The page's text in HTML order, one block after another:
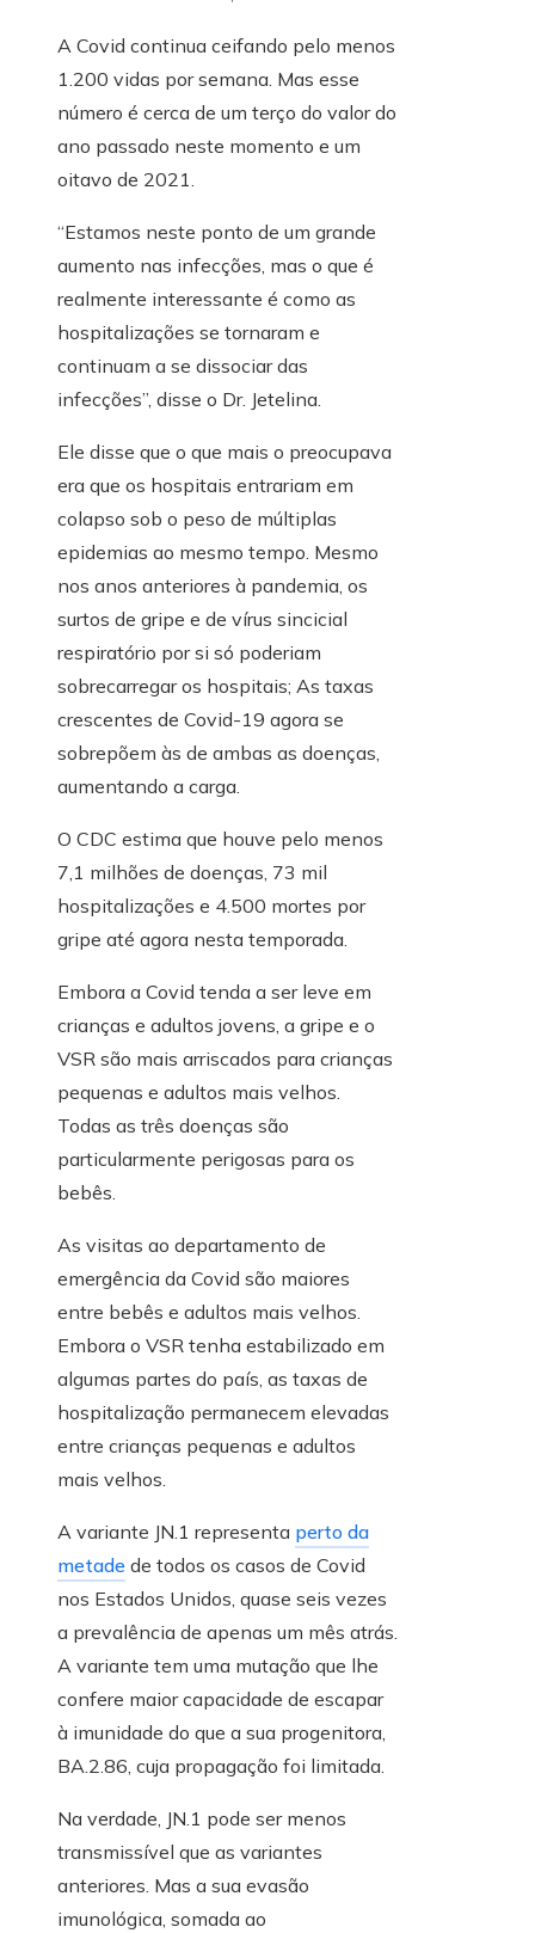
A Covid continua ceifando pelo menos
1.200 vidas por semana. Mas esse
número é cerca de um terço do valor do
ano passado neste momento e um
oitavo de 2021.
“Estamos neste ponto de um grande
aumento nas infecções, mas o que é
realmente interessante é como as
hospitalizações se tornaram e
continuam a se dissociar das
infecções”, disse o Dr. Jetelina.
Ele disse que o que mais o preocupava
era que os hospitais entrariam em
colapso sob o peso de múltiplas
epidemias ao mesmo tempo. Mesmo
nos anos anteriores à pandemia, os
surtos de gripe e de vírus sincicial
respiratório por si só poderiam
sobrecarregar os hospitais; As taxas
crescentes de Covid-19 agora se
sobrepõem às de ambas as doenças,
aumentando a carga.
O CDC estima que houve pelo menos
7,1 milhões de doenças, 73 mil
hospitalizações e 4.500 mortes por
gripe até agora nesta temporada.
Embora a Covid tenda a ser leve em
crianças e adultos jovens, a gripe e o
VSR são mais arriscados para crianças
pequenas e adultos mais velhos.
Todas as três doenças são
particularmente perigosas para os
bebês.
As visitas ao departamento de
emergência da Covid são maiores
entre bebês e adultos mais velhos.
Embora o VSR tenha estabilizado em
algumas partes do país, as taxas de
hospitalização permanecem elevadas
entre crianças pequenas e adultos
mais velhos.
A variante JN.1 representa perto da
metade de todos os casos de Covid
nos Estados Unidos, quase seis vezes
a prevalência de apenas um mês atrás.
A variante tem uma mutação que lhe
confere maior capacidade de escapar
à imunidade do que a sua progenitora,
BA.2.86, cuja propagação foi limitada.
Na verdade, JN.1 pode ser menos
transmissível que as variantes
anteriores. Mas a sua evasão
imunológica, somada ao